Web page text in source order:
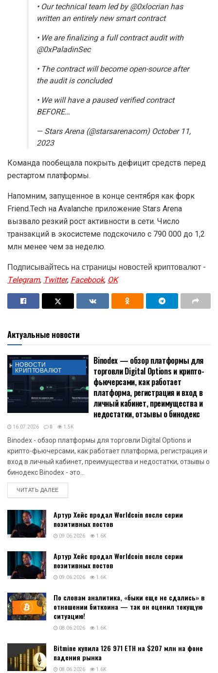
• Our technical team led by @0xlocrian has
written an entirely new smart contract
• We are finalizing a full contract audit with
@0xPaladinSec
• The contract will become open-source after
the audit is concluded
• We will have a paused verified contract
BEFORE…
— Stars Arena (@starsarenacom) October 11,
2023
Команда пообещала покрыть дефицит средств перед
рестартом платформы.
Напомним, запущенное в конце сентября как форк
Friend.Tech на Avalanche приложение Stars Arena
вызвало резкий рост активности в сети. Число
транзакций в экосистеме подскочило с 790 000 до 1,2
млн менее чем за неделю.
Подписывайтесь на страницы новостей криптовалют -
Telegram,Twitter,Facebook,OK
Актуальные новости
НОВОСТИ
КРИПТОВАЛЮТ
Binodex — обзор платформы для
торговли Digital Options и крипто-
фьючерсами, как работает
платформа, регистрация и вход в
личный кабинет, преимущества и
недостатки, отзывы о бинодекс
16.07.2026 0 1.5K
Binodex - обзор платформы для торговли Digital Options и
крипто-фьючерсами, как работает платформа, регистрация и
вход в личный кабинет, преимущества и недостатки, отзывы о
бинодекс Binodex - это...
ЧИТАТЬ ДАЛЕЕDETAILS
Артур Хейс продал Worldcoin после серии
позитивных постов
09.06.2026 1.6K
Артур Хейс продал Worldcoin после серии
позитивных постов
09.06.2026 1.6K
По словам аналитика, «быки еще не сдались» в
отношении биткоина — так он оценил текущую
ситуацию!
08.06.2026 1.6K
Bitmine купила 126 971 ETH на $207 млн на фоне
падения рынка
08.06.2026 1.6K